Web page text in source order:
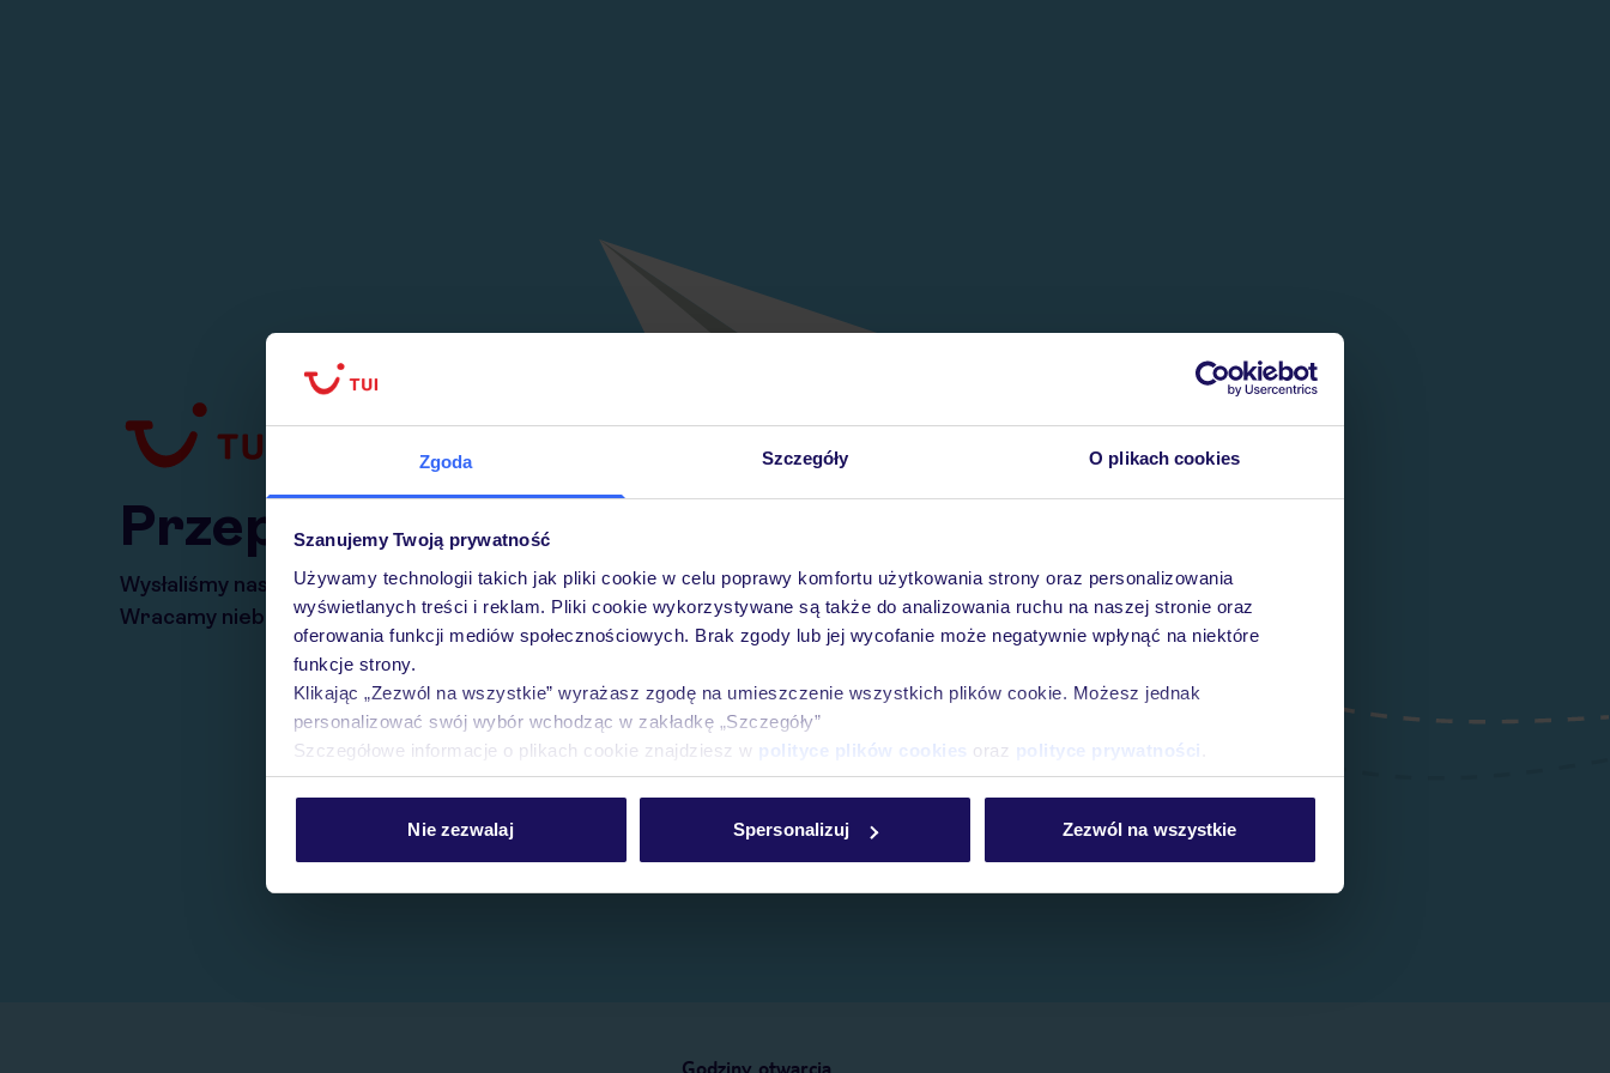
Zgoda Szczegóły O plikach cookies
Szanujemy Twoją prywatność
Używamy technologii takich jak pliki cookie w celu poprawy komfortu użytkowania strony oraz personalizowania
wyświetlanych treści i reklam. Pliki cookie wykorzystywane są także do analizowania ruchu na naszej stronie oraz
oferowania funkcji mediów społecznościowych. Brak zgody lub jej wycofanie może negatywnie wpłynąć na niektóre
funkcje strony.
Klikając „Zezwól na wszystkie” wyrażasz zgodę na umieszczenie wszystkich plików cookie. Możesz jednak
personalizować swój wybór wchodząc w zakładkę „Szczegóły”
Szczegółowe informacje o plikach cookie znajdziesz w polityce plików cookies oraz polityce prywatności
Nie zezwalaj Spersonalizuj Zezwól na wszystkie
Przepraszamy
Wysłaliśmy nasz serwis na krótkie wakacje.
Wracamy niebawem!
Godziny otwarcia